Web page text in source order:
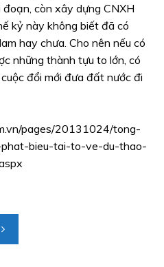
còn xây dựng CNXH
kỷ này không biết đã có
hay chưa. Cho nên nếu có
những thành tựu to lớn, có
đổi mới đưa đất nước đi
pages/20131024/tong-
bieu-tai-to-ve-du-thao-